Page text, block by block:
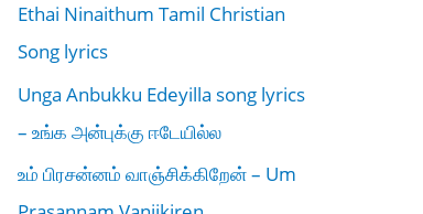
Ethai Ninaithum Tamil Christian
Song lyrics
Unga Anbukku Edeyilla song lyrics
– உங்க அன்புக்கு ஈடேயில்ல
உம் பிரசன்னம் வாஞ்சிக்கிறேன் – Um